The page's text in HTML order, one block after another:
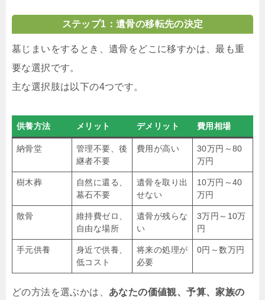
ステップ1：遺骨の移転先の決定
墓じまいをするとき、遺骨をどこに移すかは、最も重
要な選択です。
主な選択肢は以下の4つです。
供養方法 メリット デメリット 費用相場
納骨堂
管理不要、後
継者不要
費用が高い
30万円～80
万円
樹木葬
自然に還る、
墓石不要
遺骨を取り出
せない
10万円～40
万円
散骨
維持費ゼロ、
自由な場所
遺骨が残らな
い
3万円～10万
円
手元供養
身近で供養、
低コスト
将来の処理が
必要
0円～数万円
どの方法を選ぶかは、 あなたの価値観、予算、家族の